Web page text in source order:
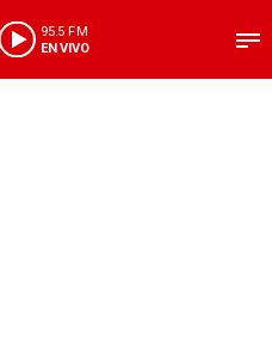
95.5 FM
EN VIVO